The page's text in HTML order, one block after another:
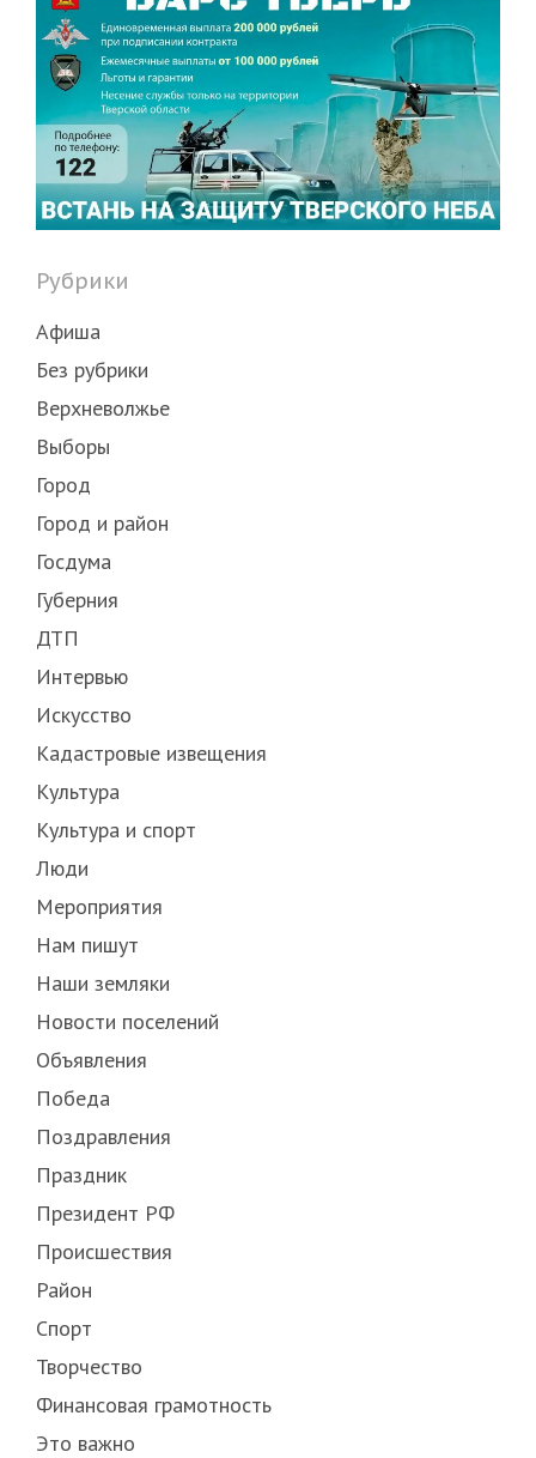
Рубрики
Афиша
Без рубрики
Верхневолжье
Выборы
Город
Город и район
Госдума
Губерния
ДТП
Интервью
Искусство
Кадастровые извещения
Культура
Культура и спорт
Люди
Мероприятия
Нам пишут
Наши земляки
Новости поселений
Объявления
Победа
Поздравления
Праздник
Президент РФ
Происшествия
Район
Спорт
Творчество
Финансовая грамотность
Это важно